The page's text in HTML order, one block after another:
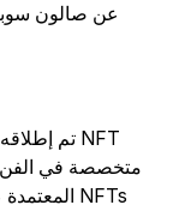
عن صالون سوبر
متخصصة في الفن